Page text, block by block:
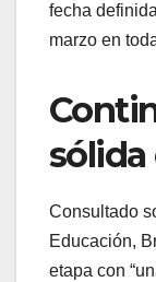
fecha
marzo en
sólida
Consultado
Educación,
etapa con